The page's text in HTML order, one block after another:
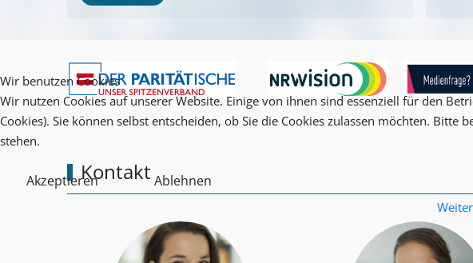
Kontakt
Wir benutzen Cookies
Wir nutzen Cookies auf unserer Website. Einige von ihnen sind essenziell für den
Cookies). Sie können selbst entscheiden, ob Sie die Cookies zulassen möchten.
stehen.
Akzeptieren Ablehnen